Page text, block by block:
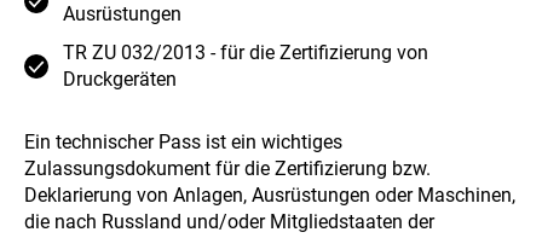
Ausrüstungen
TR ZU 032/2013 - für die Zertifizierung von
Druckgeräten
Ein technischer Pass ist ein wichtiges
Zulassungsdokument für die Zertifizierung bzw.
Deklarierung von Anlagen, Ausrüstungen oder Maschinen,
die nach Russland und/oder Mitgliedstaaten der